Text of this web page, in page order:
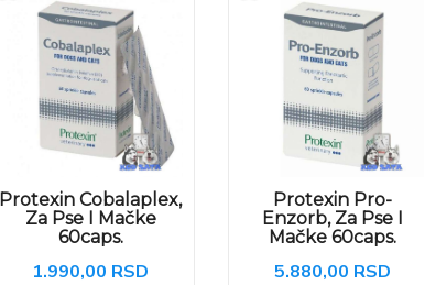
Protexin Cobalaplex,
Za Pse I Mačke
60caps.
1.990,00 RSD
Protexin Pro-
Enzorb, Za Pse I
Mačke 60caps.
5.880,00 RSD